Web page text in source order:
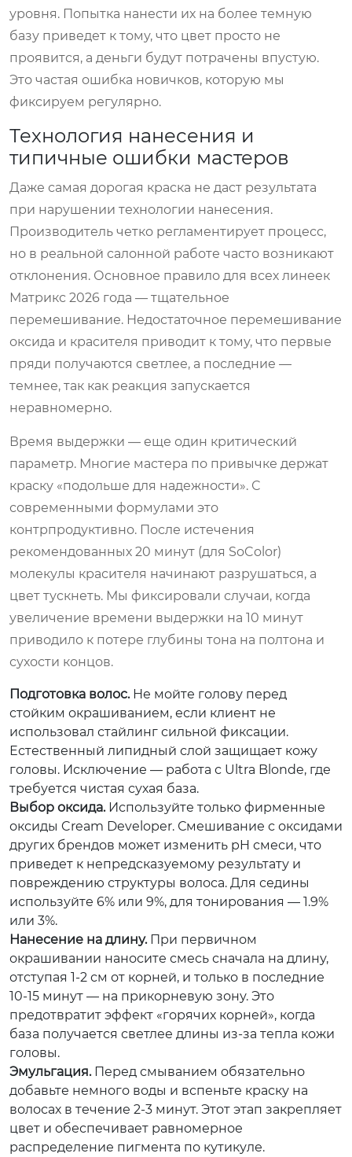
уровня. Попытка нанести их на более темную
базу приведет к тому, что цвет просто не
проявится, а деньги будут потрачены впустую.
Это частая ошибка новичков, которую мы
фиксируем регулярно.
Технология нанесения и
типичные ошибки мастеров
Даже самая дорогая краска не даст результата
при нарушении технологии нанесения.
Производитель четко регламентирует процесс,
но в реальной салонной работе часто возникают
отклонения. Основное правило для всех линеек
Матрикс 2026 года — тщательное
перемешивание. Недостаточное перемешивание
оксида и красителя приводит к тому, что первые
пряди получаются светлее, а последние —
темнее, так как реакция запускается
неравномерно.
Время выдержки — еще один критический
параметр. Многие мастера по привычке держат
краску «подольше для надежности». С
современными формулами это
контрпродуктивно. После истечения
рекомендованных 20 минут (для SoColor)
молекулы красителя начинают разрушаться, а
цвет тускнеть. Мы фиксировали случаи, когда
увеличение времени выдержки на 10 минут
приводило к потере глубины тона на полтона и
сухости концов.
Подготовка волос.Не мойте голову перед
стойким окрашиванием, если клиент не
использовал стайлинг сильной фиксации.
Естественный липидный слой защищает кожу
головы. Исключение — работа с Ultra Blonde, где
требуется чистая сухая база.
Выбор оксида.Используйте только фирменные
оксиды Cream Developer. Смешивание с оксидами
других брендов может изменить pH смеси, что
приведет к непредсказуемому результату и
повреждению структуры волоса. Для седины
используйте 6% или 9%, для тонирования — 1.9%
или 3%.
Нанесение на длину.При первичном
окрашивании наносите смесь сначала на длину,
отступая 1-2 см от корней, и только в последние
10-15 минут — на прикорневую зону. Это
предотвратит эффект «горячих корней», когда
база получается светлее длины из-за тепла кожи
головы.
Эмульгация.Перед смыванием обязательно
добавьте немного воды и вспеньте краску на
волосах в течение 2-3 минут. Этот этап закрепляет
цвет и обеспечивает равномерное
распределение пигмента по кутикуле.